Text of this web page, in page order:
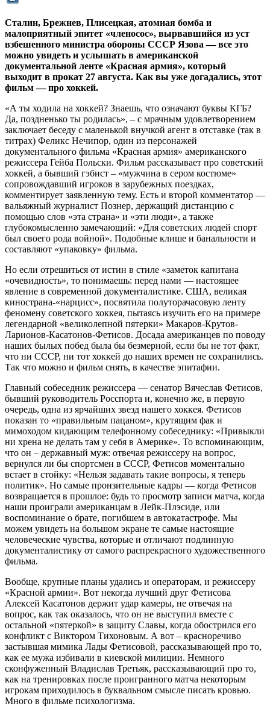
Сталин, Брежнев, Плисецкая, атомная бомба и
малоприятный эпитет «членосос», вырвавшийся из уст
взбешенного министра обороны СССР Язова — все это
можно увидеть и услышать в американской
документальной ленте «Красная армия», который
выходит в прокат 27 августа. Как вы уже догадались, этот
фильм — про хоккей.
«А ты ходила на хоккей? Знаешь, что означают буквы КГБ?
Да, поздненько ты родилась», – с мрачным удовлетворением
заключает беседу с маленькой внучкой агент в отставке (так в
титрах) Феликс Нечипор, один из персонажей
документального фильма «Красная армия» американского
режиссера Гейба Польски. Фильм рассказывает про советский
хоккей, а бывший гэбист – «мужчина в сером костюме»
сопровождавший игроков в зарубежных поездках,
комментирует заявленную тему. Есть и второй комментатор —
вальяжный журналист Познер, держащий дистанцию с
помощью слов «эта страна» и «эти люди», а также
глубокомысленно замечающий: «Для советских людей спорт
был своего рода войной». Подобные клише и банальности и
составляют «упаковку» фильма.
Но если отрешиться от истин в стиле «заметок капитана
«очевидность», то понимаешь: перед нами — настоящее
явление в современной документалистике. США, великая
кинострана-«нарцисс», посвятила полуторачасовую ленту
феномену советского хоккея, пытаясь изучить его на примере
легендарной «великолепной пятерки» Макаров-Крутов-
Ларионов-Касатонов-Фетисов. Досада американцев по поводу
наших былых побед была бы безмерной, если бы не тот факт,
что ни СССР, ни тот хоккей до наших времен не сохранились.
Так что можно и фильм снять, в качестве эпитафии.
Главный собеседник режиссера — сенатор Вячеслав Фетисов,
бывший руководитель Росспорта и, конечно же, в первую
очередь, одна из ярчайших звезд нашего хоккея. Фетисов
показан то «правильным пацаном», крутящим фак и
мимоходом кидающим телефонному собеседнику: «Привыкли
ни хрена не делать там у себя в Америке». То вспоминающим,
что он – державный муж: отвечая режиссеру на вопрос,
вернулся ли бы спортсмен в СССР, Фетисов моментально
встает в стойку: «Нельзя задавать такие вопросы, я теперь
политик». Но самые пронзительные кадры — когда Фетисов
возвращается в прошлое: будь то просмотр записи матча, когда
наши проиграли американцам в Лейк-Плэсиде, или
воспоминание о брате, погибшем в автокатастрофе. Мы
можем увидеть на большом экране те самые настоящие
человеческие чувства, которые и отличают подлинную
документалистику от самого распрекрасного художественного
фильма.
Вообще, крупные планы удались и операторам, и режиссеру
«Красной армии». Вот некогда лучший друг Фетисова
Алексей Касатонов держит удар камеры, не отвечая на
вопрос, как так оказалось, что он не выступил вместе с
остальной «пятеркой» в защиту Славы, когда обострился его
конфликт с Виктором Тихоновым. А вот – красноречиво
застывшая мимика Лады Фетисовой, рассказывающей про то,
как ее мужа избивали в киевской милиции. Немного
сконфуженный Владислав Третьяк, рассказывающий про то,
как на тренировках после проигранного матча некоторым
игрокам приходилось в буквальном смысле писать кровью.
Много в фильме психологизма.